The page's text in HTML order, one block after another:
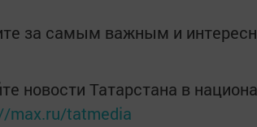
за самым важным и
новости Татарстана в
max.ru/tatmedia